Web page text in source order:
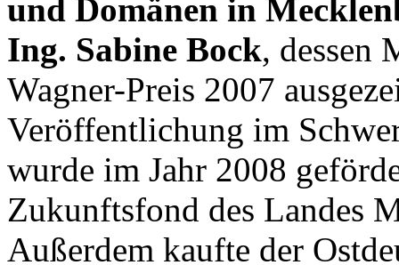
und Domänen in
Ing. Sabine Bock, dessen
Wagner-Preis 2007
Veröffentlichung im
wurde im Jahr 2008
Zukunftsfond des Landes
Außerdem kaufte der